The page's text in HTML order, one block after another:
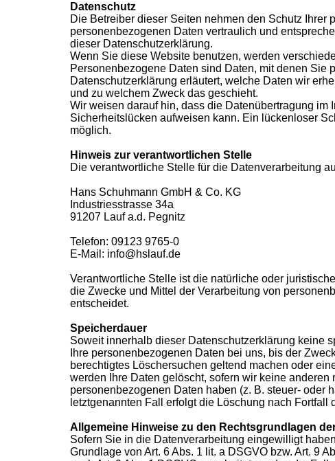
Datenschutz
Die Betreiber dieser Seiten nehmen den Schutz
personenbezogenen Daten vertraulich und
dieser Datenschutzerklärung.
Wenn Sie diese Website benutzen, werden
Personenbezogene Daten sind Daten, mit denen
Datenschutzerklärung erläutert, welche Daten wir
und zu welchem Zweck das geschieht.
Wir weisen darauf hin, dass die Datenübertragung im
Sicherheitslücken aufweisen kann. Ein lückenloser
möglich.
Hinweis zur verantwortlichen Stelle
Die verantwortliche Stelle für die Datenverarbeitung
Hans Schuhmann GmbH & Co. KG
Industriesstrasse 34a
91207 Lauf a.d. Pegnitz
Telefon: 09123 9765-0
E-Mail: info@hslauf.de
Verantwortliche Stelle ist die natürliche oder
die Zwecke und Mittel der Verarbeitung von
entscheidet.
Speicherdauer
Soweit innerhalb dieser Datenschutzerklärung keine
Ihre personenbezogenen Daten bei uns, bis der
berechtigtes Löschersuchen geltend machen oder
werden Ihre Daten gelöscht, sofern wir keine
personenbezogenen Daten haben (z. B. steuer- oder
letztgenannten Fall erfolgt die Löschung nach Fortfall
Allgemeine Hinweise zu den Rechtsgrundlagen
Sofern Sie in die Datenverarbeitung eingewilligt
Grundlage von Art. 6 Abs. 1 lit. a DSGVO bzw. Art. 9